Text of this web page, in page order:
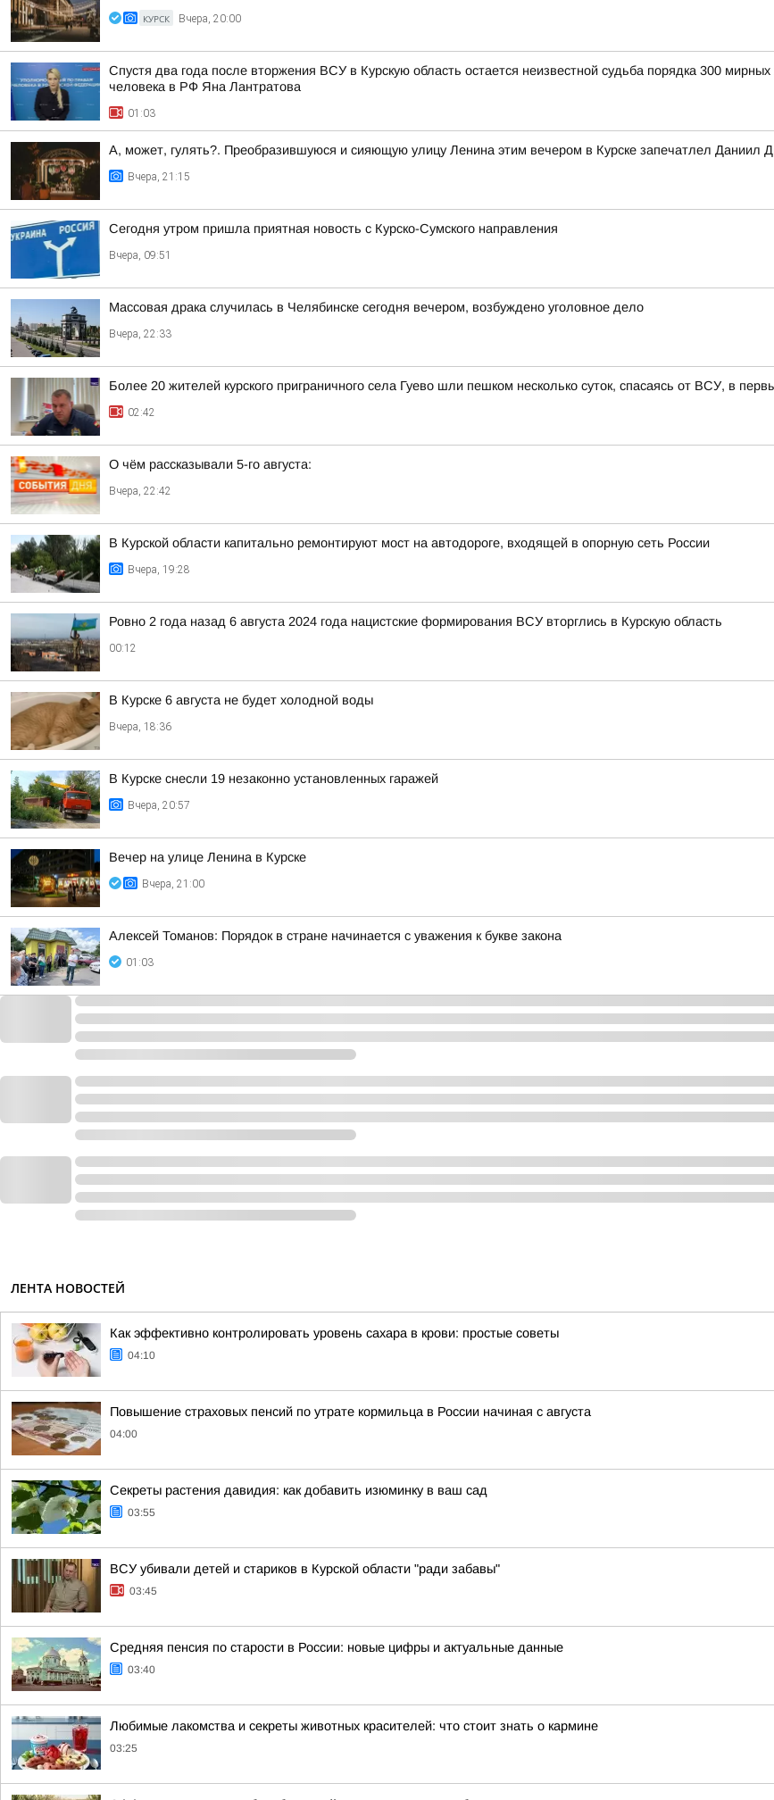
КУРСК Вчера, 20:00
Спустя два года после вторжения ВСУ в Курскую область остается неизвестной судьба порядка 300
человека в РФ Яна Лантратова
01:03
А, может, гулять?. Преобразившуюся и сияющую улицу Ленина этим вечером в Курске запечатлел Даниил
Вчера, 21:15
Сегодня утром пришла приятная новость с Курско-Сумского направления
Вчера, 09:51
Массовая драка случилась в Челябинске сегодня вечером, возбуждено уголовное дело
Вчера, 22:33
Более 20 жителей курского приграничного села Гуево шли пешком несколько суток, спасаясь от ВСУ, в
02:42
О чём рассказывали 5-го августа:
Вчера, 22:42
В Курской области капитально ремонтируют мост на автодороге, входящей в опорную сеть России
Вчера, 19:28
Ровно 2 года назад 6 августа 2024 года нацистские формирования ВСУ вторглись в Курскую область
00:12
В Курске 6 августа не будет холодной воды
Вчера, 18:36
В Курске снесли 19 незаконно установленных гаражей
Вчера, 20:57
Вечер на улице Ленина в Курске
Вчера, 21:00
Алексей Томанов: Порядок в стране начинается с уважения к букве закона
01:03
ЛЕНТА НОВОСТЕЙ
Как эффективно контролировать уровень сахара в крови: простые советы
04:10
Повышение страховых пенсий по утрате кормильца в России начиная с августа
04:00
Секреты растения давидия: как добавить изюминку в ваш сад
03:55
ВСУ убивали детей и стариков в Курской области "ради забавы"
03:45
Средняя пенсия по старости в России: новые цифры и актуальные данные
03:40
Любимые лакомства и секреты животных красителей: что стоит знать о кармине
03:25